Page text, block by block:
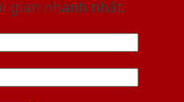
gian nhanh nhất.